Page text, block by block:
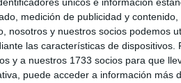
únicos e información
medición de publicidad y
nosotros y nuestros socios podemos
las características de dispositivos.
y a nuestros 1733 socios para que
puede acceder a información más